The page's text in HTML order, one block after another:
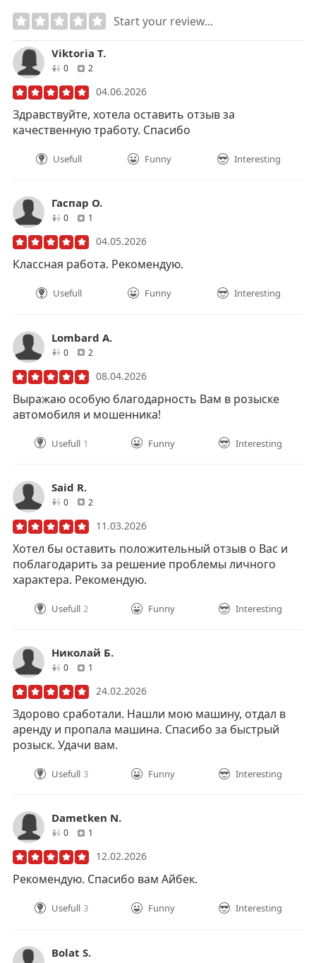
Start your review...
Viktoria T.
0друзей
2
04.06.2026
Здравствуйте, хотела оставить отзыв за
качественную тработу. Спасибо
Usefull Funny Interesting
Гаспар О.
0друзей1
04.05.2026
Классная работа. Рекомендую.
Usefull Funny Interesting
Lombard A.
0друзей
2
08.04.2026
Выражаю особую благодарность Вам в розыске
автомобиля и мошенника!
Usefull 1 Funny Interesting
Said R.
0друзей
2
11.03.2026
Хотел бы оставить положительный отзыв о Вас и
поблагодарить за решение проблемы личного
характера. Рекомендую.
Usefull 2 Funny Interesting
Николай Б.
0друзей1
24.02.2026
Здорово сработали. Нашли мою машину, отдал в
аренду и пропала машина. Спасибо за быстрый
розыск. Удачи вам.
Usefull 3 Funny Interesting
Dametken N.
0друзей1
12.02.2026
Рекомендую. Спасибо вам Айбек.
Usefull 3 Funny Interesting
Bolat S.